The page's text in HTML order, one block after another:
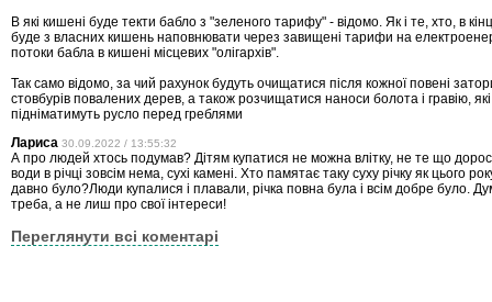
В які кишені буде текти бабло з "зеленого тарифу" - відомо. Як і те, хто, в
буде з власних кишень наповнювати через завищені тарифи на
потоки бабла в кишені місцевих "олігархів".
Так само відомо, за чий рахунок будуть очищатися після кожної повені
стовбурів повалених дерев, а також розчищатися наноси болота і гравію,
підніматимуть русло перед греблями
Лариса 30.09.2022 / 13:55:32
А про людей хтось подумав? Дітям купатися не можна влітку, не те що
води в річці зовсім нема, сухі камені. Хто памятає таку суху річку як цього
давно було?Люди купалися і плавали, річка повна була і всім добре було.
треба, а не лиш про свої інтереси!
Переглянути всі коментарі